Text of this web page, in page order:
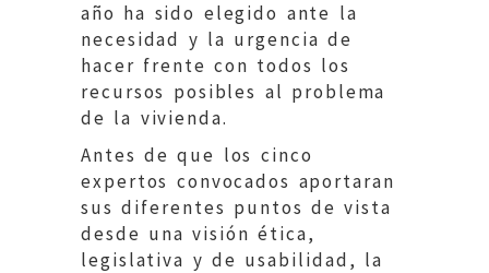
año ha sido elegido ante la
necesidad y la urgencia de
hacer frente con todos los
recursos posibles al problema
de la vivienda.
Antes de que los cinco
expertos convocados aportaran
sus diferentes puntos de vista
desde una visión ética,
legislativa y de usabilidad, la